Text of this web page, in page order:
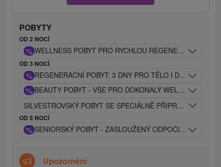
POBYTY
OD 2 NOCÍ
% WELLNESS POBYT PRO RYCHLOU REGENERACI TĚLA
OD 3 NOCÍ
% REGENERAČNÍ POBYT: 3 DNY PRO TĚLO I DUŠI
% BEAUTY POBYT - VŠE PRO DOKONALÝ WELLNESS
SILVESTROVSKÝ POBYT SE SPECIÁLNĚ PŘIPRAVENÝM
OD 5 NOCÍ
% SENIORSKÝ POBYT - ZASLOUŽENÝ ODPOČINEK A
Upozornění